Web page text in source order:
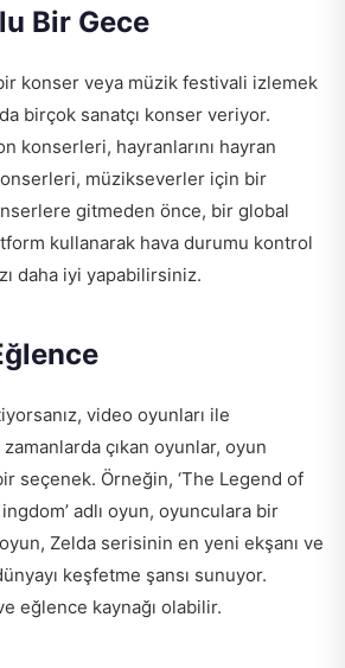
Bir Gece
konser veya müzik festivali izlemek
birçok sanatçı konser veriyor.
konserleri, hayranlarını hayran
konserleri, müzikseverler için bir
gitmeden önce, bir global
kullanarak hava durumu kontrol
daha iyi yapabilirsiniz.
video oyunları ile
çıkan oyunlar, oyun
seçenek. Örneğin, ‘The Legend of
adlı oyun, oyunculara bir
Zelda serisinin en yeni ekşanı ve
keşfetme şansı sunuyor.
eğlence kaynağı olabilir.